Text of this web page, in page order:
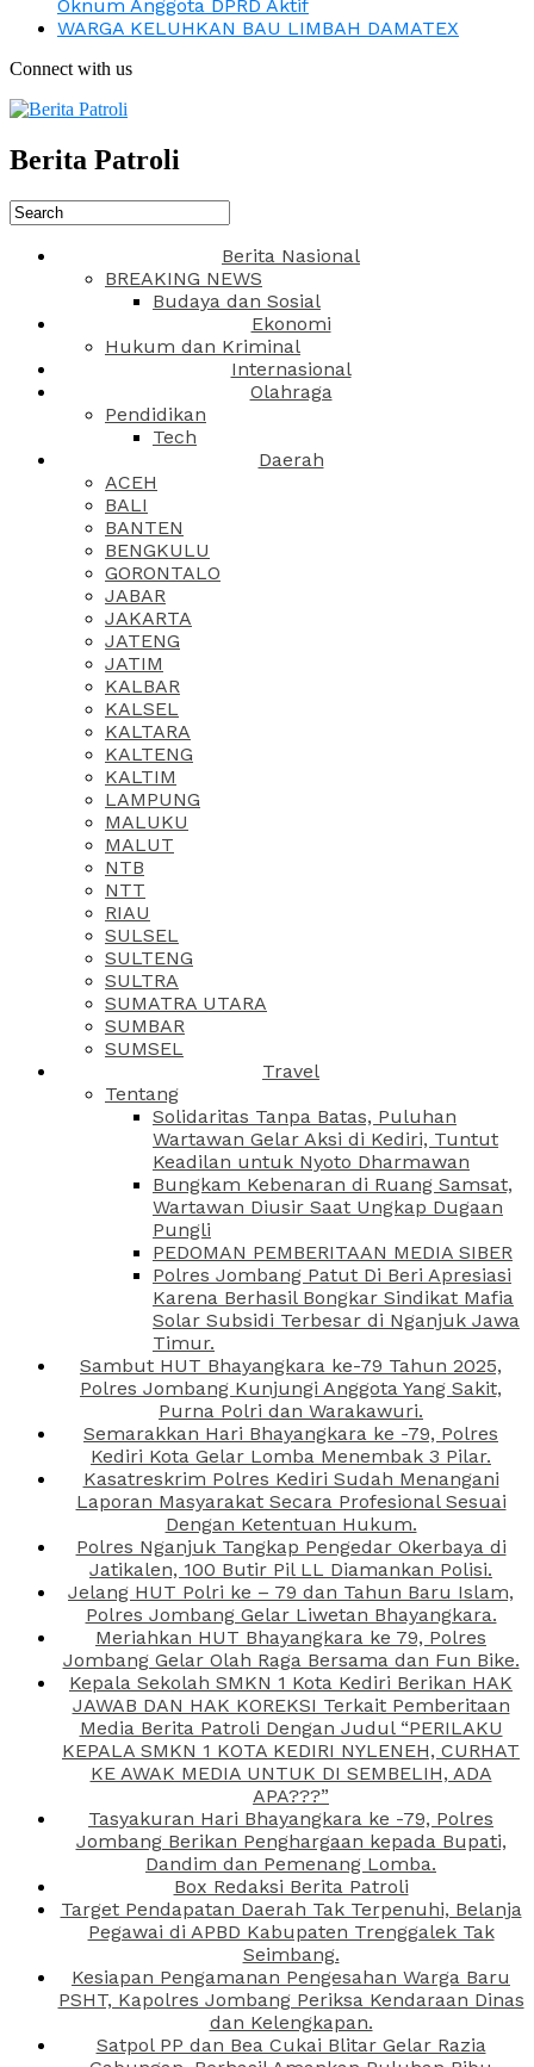
Oknum Anggota DPRD Aktif
WARGA KELUHKAN BAU LIMBAH DAMATEX
Connect with us
Berita Patroli
Berita Nasional
BREAKING NEWS
Budaya dan Sosial
Ekonomi
Hukum dan Kriminal
Internasional
Olahraga
Pendidikan
Tech
Daerah
ACEH
BALI
BANTEN
BENGKULU
GORONTALO
JABAR
JAKARTA
JATENG
JATIM
KALBAR
KALSEL
KALTARA
KALTENG
KALTIM
LAMPUNG
MALUKU
MALUT
NTB
NTT
RIAU
SULSEL
SULTENG
SULTRA
SUMATRA UTARA
SUMBAR
SUMSEL
Travel
Tentang
Solidaritas Tanpa Batas, Puluhan
Wartawan Gelar Aksi di Kediri, Tuntut
Keadilan untuk Nyoto Dharmawan
Bungkam Kebenaran di Ruang Samsat,
Wartawan Diusir Saat Ungkap Dugaan
Pungli
PEDOMAN PEMBERITAAN MEDIA SIBER
Polres Jombang Patut Di Beri Apresiasi
Karena Berhasil Bongkar Sindikat Mafia
Solar Subsidi Terbesar di Nganjuk Jawa
Timur.
Sambut HUT Bhayangkara ke-79 Tahun 2025,
Polres Jombang Kunjungi Anggota Yang Sakit,
Purna Polri dan Warakawuri.
Semarakkan Hari Bhayangkara ke -79, Polres
Kediri Kota Gelar Lomba Menembak 3 Pilar.
Kasatreskrim Polres Kediri Sudah Menangani
Laporan Masyarakat Secara Profesional Sesuai
Dengan Ketentuan Hukum.
Polres Nganjuk Tangkap Pengedar Okerbaya di
Jatikalen, 100 Butir Pil LL Diamankan Polisi.
Jelang HUT Polri ke – 79 dan Tahun Baru Islam,
Polres Jombang Gelar Liwetan Bhayangkara.
Meriahkan HUT Bhayangkara ke 79, Polres
Jombang Gelar Olah Raga Bersama dan Fun Bike.
Kepala Sekolah SMKN 1 Kota Kediri Berikan HAK
JAWAB DAN HAK KOREKSI Terkait Pemberitaan
Media Berita Patroli Dengan Judul “PERILAKU
KEPALA SMKN 1 KOTA KEDIRI NYLENEH, CURHAT
KE AWAK MEDIA UNTUK DI SEMBELIH, ADA
APA???”
Tasyakuran Hari Bhayangkara ke -79, Polres
Jombang Berikan Penghargaan kepada Bupati,
Dandim dan Pemenang Lomba.
Box Redaksi Berita Patroli
Target Pendapatan Daerah Tak Terpenuhi, Belanja
Pegawai di APBD Kabupaten Trenggalek Tak
Seimbang.
Kesiapan Pengamanan Pengesahan Warga Baru
PSHT, Kapolres Jombang Periksa Kendaraan Dinas
dan Kelengkapan.
Satpol PP dan Bea Cukai Blitar Gelar Razia